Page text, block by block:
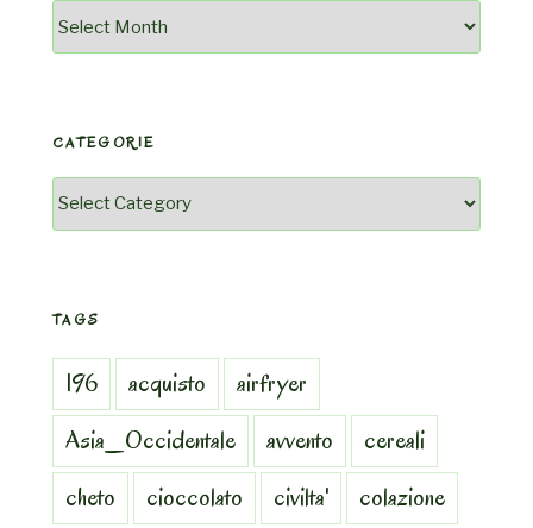
Archivio
CATEGORIE
Categorie
TAGS
196 acquisto
airfryer
Asia_Occidentale
avvento
cereali
cheto
cioccolato civilta'
colazione